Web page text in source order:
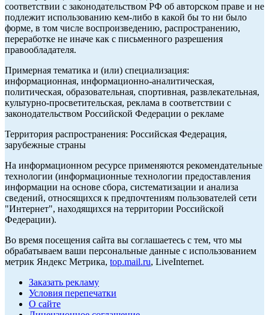
соответствии с законодательством РФ об авторском праве и не
подлежит использованию кем-либо в какой бы то ни было
форме, в том числе воспроизведению, распространению,
переработке не иначе как с письменного разрешения
правообладателя.
Примерная тематика и (или) специализация:
информационная, информационно-аналитическая,
политическая, образовательная, спортивная, развлекательная,
культурно-просветительская, реклама в соответствии с
законодательством Российской Федерации о рекламе
Территория распространения: Российская Федерация,
зарубежные страны
На информационном ресурсе применяются рекомендательные
технологии (информационные технологии предоставления
информации на основе сбора, систематизации и анализа
сведений, относящихся к предпочтениям пользователей сети
"Интернет", находящихся на территории Российской
Федерации).
Во время посещения сайта вы соглашаетесь с тем, что мы
обрабатываем ваши персональные данные с использованием
метрик Яндекс Метрика, top.mail.ru, LiveInternet.
Заказать рекламу
Условия перепечатки
О сайте